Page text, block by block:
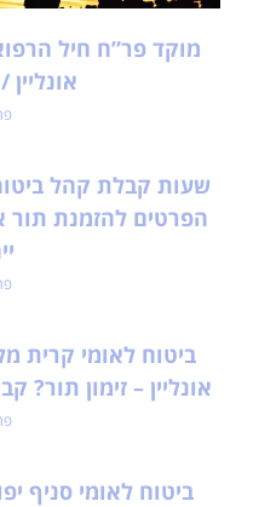
מוקד פר”ח חיל
שעות קבלת קהל
הפרטים להזמנת תור
ביטוח לאומי קרית
אונליין – זימון
ביטוח לאומי סניף